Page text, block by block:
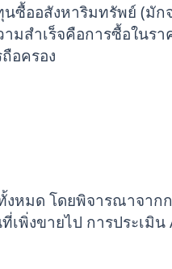
ซื้ออสังหาริมทรัพย์ (มัก
มสำเร็จคือการซื้อในร
อครอง
งหมด โดยพิจารณาจาก
พิ่งขายไป การประเมิน